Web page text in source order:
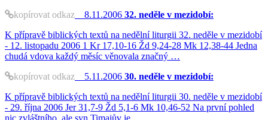
kopírovat odkaz 8.11.2006 32. neděle v mezidobí:
K přípravě biblických textů na nedělní liturgii 32. neděle v mezidobí
- 12. listopadu 2006 1 Kr 17,10-16 Žd 9,24-28 Mk 12,38-44 Jedna
chudá vdova každý měsíc věnovala značný …
kopírovat odkaz 5.11.2006 30. neděle v mezidobí:
K přípravě biblických textů na nedělní liturgii 30. neděle v mezidobí
- 29. října 2006 Jer 31,7-9 Žd 5,1-6 Mk 10,46-52 Na první pohled
nic zvláštního, ale syn Timaiův je …